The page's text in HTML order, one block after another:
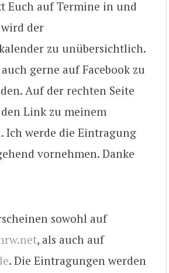
Euch auf Termine in und
wird der
zu unübersichtlich.
gerne auf Facebook zu
Auf der rechten Seite
Link zu meinem
Ich werde die Eintragung
vornehmen. Danke
sowohl auf
, als auch auf
. Die Eintragungen werden